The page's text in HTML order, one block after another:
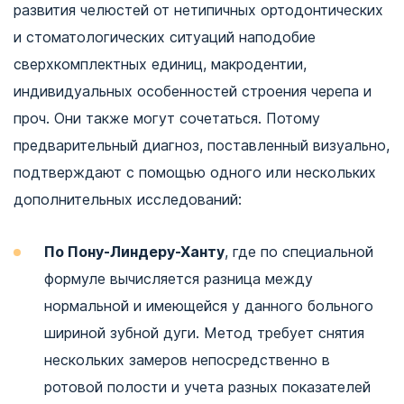
развития челюстей от нетипичных ортодонтических
и стоматологических ситуаций наподобие
сверхкомплектных единиц, макродентии,
индивидуальных особенностей строения черепа и
проч. Они также могут сочетаться. Потому
предварительный диагноз, поставленный визуально,
подтверждают с помощью одного или нескольких
дополнительных исследований:
По Пону-Линдеру-Ханту, где по специальной
формуле вычисляется разница между
нормальной и имеющейся у данного больного
шириной зубной дуги. Метод требует снятия
нескольких замеров непосредственно в
ротовой полости и учета разных показателей